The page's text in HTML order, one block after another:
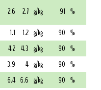
2.6 2.7 g/kg 91 %
1.1 1.2 g/kg 90 %
4.2 4.3 g/kg 90 %
3.9 4 g/kg 90 %
6.4 6.6 g/kg 90 %